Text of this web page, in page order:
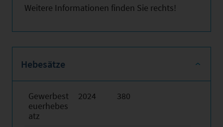
Weitere Informationen finden Sie rechts!
Hebesätze
Gewerbest
euerhebes
atz
2024 380